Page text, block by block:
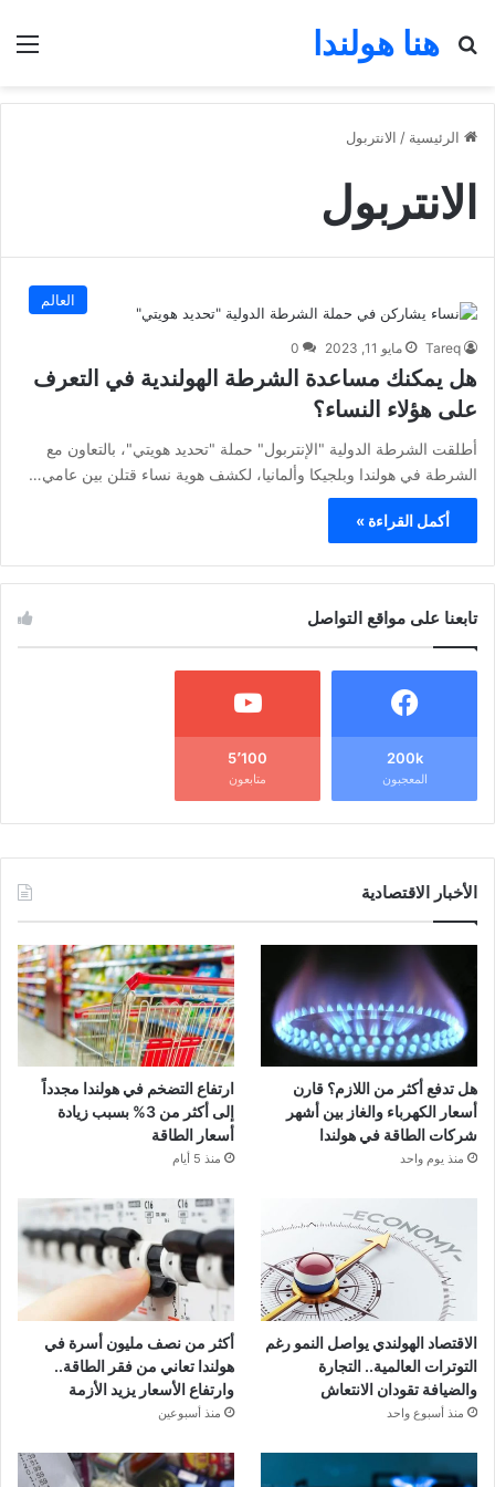
هنا هولندا
بحث عن
الرئيسية / الانتربول
الانتربول
العالم
Tareq مايو 11, 2023 0
هل يمكنك مساعدة الشرطة الهولندية في التعرف
على هؤلاء النساء؟
أطلقت الشرطة الدولية "الإنتربول" حملة "تحديد هويتي"، بالتعاون مع
الشرطة في هولندا وبلجيكا وألمانيا، لكشف هوية نساء قتلن بين عامي…
أكمل القراءة »
تابعنا على مواقع التواصل
200k
المعجبون
5٬100
متابعون
الأخبار الاقتصادية
هل تدفع أكثر من اللازم؟ قارن
أسعار الكهرباء والغاز بين أشهر
شركات الطاقة في هولندا
منذ يوم واحد
ارتفاع التضخم في هولندا مجدداً
إلى أكثر من 3% بسبب زيادة
أسعار الطاقة
منذ 5 أيام
الاقتصاد الهولندي يواصل النمو رغم
التوترات العالمية.. التجارة
والضيافة تقودان الانتعاش
منذ أسبوع واحد
أكثر من نصف مليون أسرة في
هولندا تعاني من فقر الطاقة..
وارتفاع الأسعار يزيد الأزمة
منذ أسبوعين